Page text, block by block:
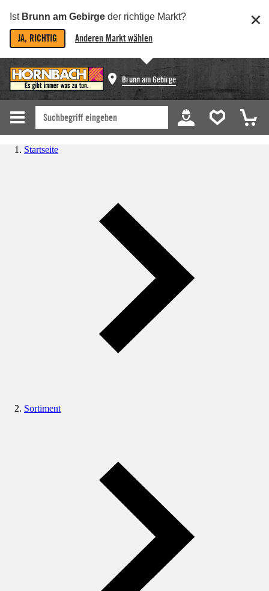
Ist Brunn am Gebirge der richtige Markt?
JA, RICHTIG Anderen Markt wählen
Brunn am Gebirge
Startseite
Sortiment